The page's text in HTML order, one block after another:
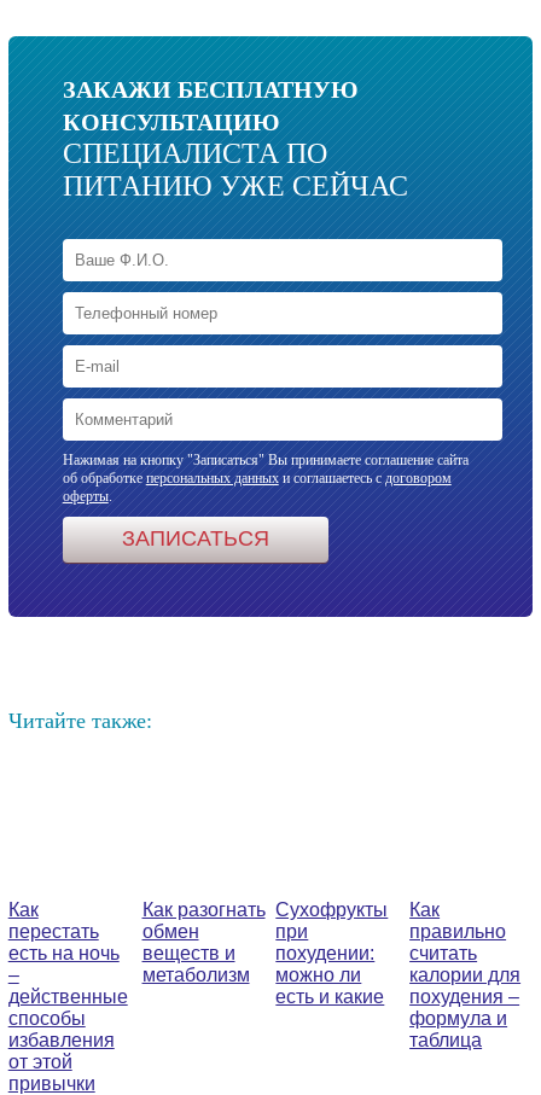
ЗАКАЖИ БЕСПЛАТНУЮ
КОНСУЛЬТАЦИЮ
СПЕЦИАЛИСТА ПО
ПИТАНИЮ УЖЕ СЕЙЧАС
Нажимая на кнопку "Записаться" Вы принимаете соглашение сайта
об обработке персональных данныхи соглашаетесь с договором
оферты.
Читайте также:
Как
перестать
есть на ночь
–
действенные
способы
избавления
от этой
привычки
Как разогнать
обмен
веществ и
метаболизм
Сухофрукты
при
похудении:
можно ли
есть и какие
Как
правильно
считать
калории для
похудения –
формула и
таблица